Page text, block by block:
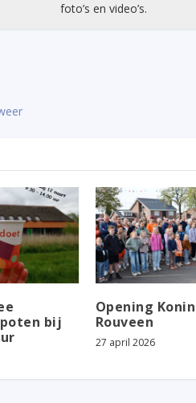
foto’s en video’s.
bij
Opening
Rouveen
27 april 2026